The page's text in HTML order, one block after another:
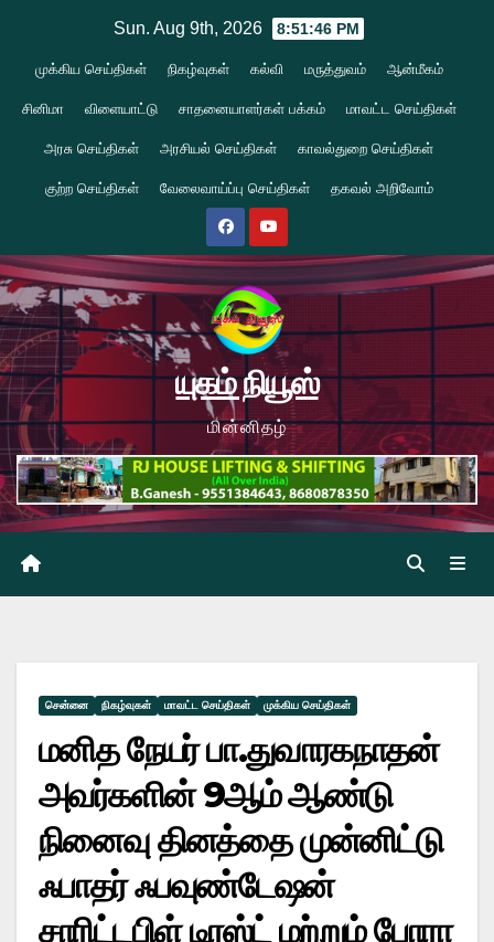
content
Sun. Aug 9th, 2026 8:51:47 PM
முக்கிய செய்திகள் நிகழ்வுகள் கல்வி மருத்துவம் ஆன்மீகம்
சினிமா விளையாட்டு சாதனையாளர்கள் பக்கம் மாவட்ட செய்திகள்
அரசு செய்திகள் அரசியல் செய்திகள் காவல்துறை செய்திகள்
குற்ற செய்திகள் வேலைவாய்ப்பு செய்திகள் தகவல் அறிவோம்
யுகம் நியூஸ்
மின்னிதழ்
சென்னை நிகழ்வுகள் மாவட்ட செய்திகள் முக்கிய செய்திகள்
மனித நேயர் பா.துவாரகநாதன்
அவர்களின் 9ஆம் ஆண்டு
நினைவு தினத்தை முன்னிட்டு
ஃபாதர் ஃபவுண்டேஷன்
சாரிட்டபிள் டிரஸ்ட் மற்றும் போரா